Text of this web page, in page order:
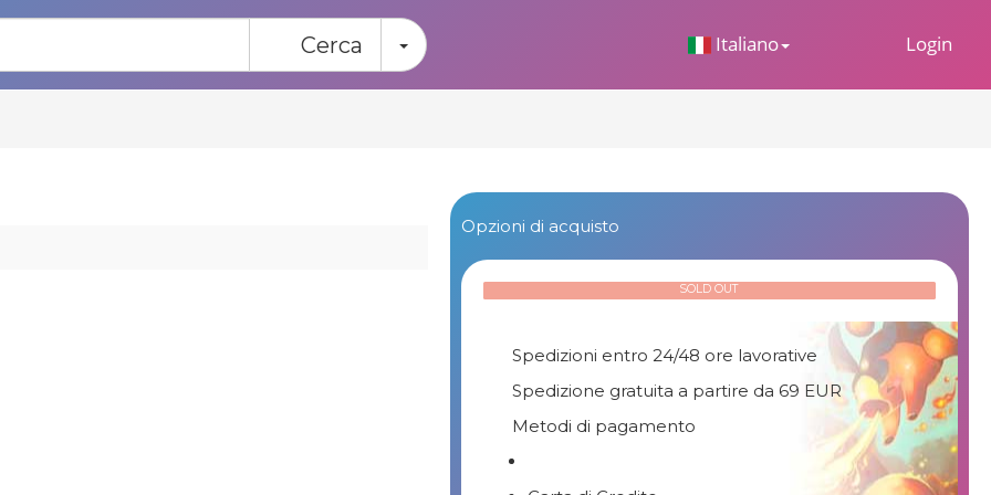
Italiano Login
Cerca Toggle Dropdown
Opzioni di acquisto
Spedizioni entro 24/48 ore lavorative
Spedizione gratuita a partire da 69 EUR
Metodi di pagamento
SOLD OUT